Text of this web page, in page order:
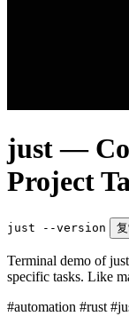
just —
Project
just --version 复
Terminal demo of
specific tasks. Like
#automation #rust